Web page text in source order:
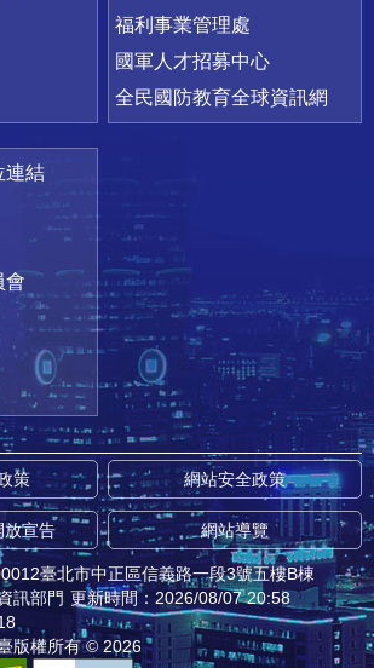
福利事業管理處
國軍人才招募中心
全民國防教育全球資訊網
連結
會
策 網站安全政策
放宣告 網站導覽
臺北市中正區信義路一段3號五樓B棟
訊部門 更新時間：2026/08/07 20:58
版權所有 © 2026